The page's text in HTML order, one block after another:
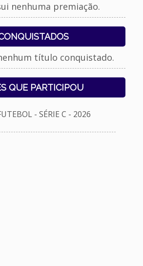
nenhuma premiação.
título conquistado.
QUE PARTICIPOU
- SÉRIE C - 2026